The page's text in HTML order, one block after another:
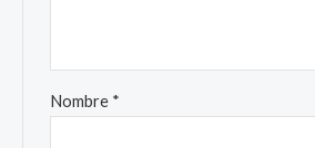
Nombre *